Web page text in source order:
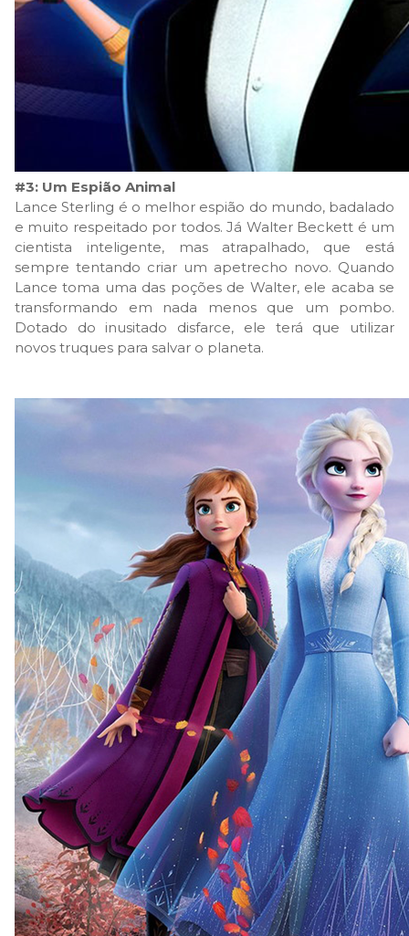
#3: Um Espião Animal
Lance Sterling é o melhor espião do mundo, badalado
e muito respeitado por todos. Já Walter Beckett é um
cientista inteligente, mas atrapalhado, que está
sempre tentando criar um apetrecho novo. Quando
Lance toma uma das poções de Walter, ele acaba se
transformando em nada menos que um pombo.
Dotado do inusitado disfarce, ele terá que utilizar
novos truques para salvar o planeta.